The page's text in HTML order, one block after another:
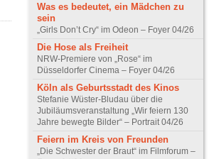
Was es bedeutet, ein Mädchen zu
sein
„Girls Don’t Cry“ im Odeon – Foyer 04/26
Die Hose als Freiheit
NRW-Premiere von „Rose“ im
Düsseldorfer Cinema – Foyer 04/26
Köln als Geburtsstadt des Kinos
Stefanie Wüster-Bludau über die
Jubiläumsveranstaltung „Wir feiern 130
Jahre bewegte Bilder“ – Portrait 04/26
Feiern im Kreis von Freunden
„Die Schwester der Braut“ im Filmforum –